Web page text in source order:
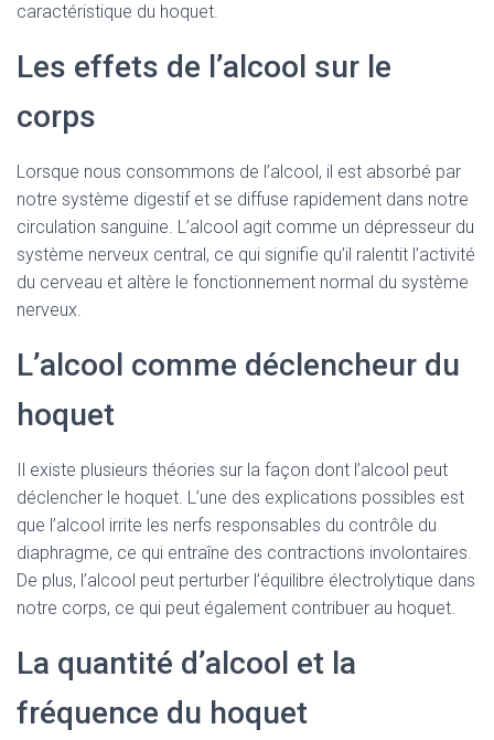
caractéristique du hoquet.
Les effets de l’alcool sur le
corps
Lorsque nous consommons de l’alcool, il est absorbé par
notre système digestif et se diffuse rapidement dans notre
circulation sanguine. L’alcool agit comme un dépresseur du
système nerveux central, ce qui signifie qu’il ralentit l’activité
du cerveau et altère le fonctionnement normal du système
nerveux.
L’alcool comme déclencheur du
hoquet
Il existe plusieurs théories sur la façon dont l’alcool peut
déclencher le hoquet. L’une des explications possibles est
que l’alcool irrite les nerfs responsables du contrôle du
diaphragme, ce qui entraîne des contractions involontaires.
De plus, l’alcool peut perturber l’équilibre électrolytique dans
notre corps, ce qui peut également contribuer au hoquet.
La quantité d’alcool et la
fréquence du hoquet